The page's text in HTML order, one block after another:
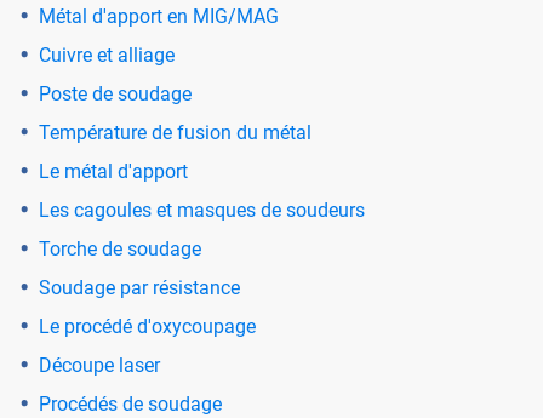
Métal d'apport en MIG/MAG
Cuivre et alliage
Poste de soudage
Température de fusion du métal
Le métal d'apport
Les cagoules et masques de soudeurs
Torche de soudage
Soudage par résistance
Le procédé d'oxycoupage
Découpe laser
Procédés de soudage